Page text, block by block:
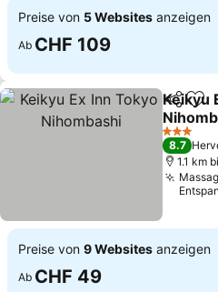
Preise von 5 Websites anzeigen
Ab CHF 109
TeilenZu
Keikyu
3 Sterne
8.7
1.1 km
Preise von 9 Websites anzeigen
Ab CHF 49